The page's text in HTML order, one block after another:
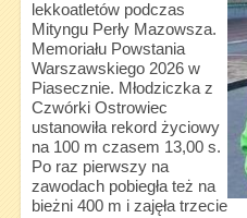
lekkoatletów podczas
Mityngu Perły Mazowsza.
Memoriału Powstania
Warszawskiego 2026 w
Piasecznie. Młodziczka z
Czwórki Ostrowiec
ustanowiła rekord życiowy
na 100 m czasem 13,00 s.
Po raz pierwszy na
zawodach pobiegła też na
bieżni 400 m i zajęła trzecie